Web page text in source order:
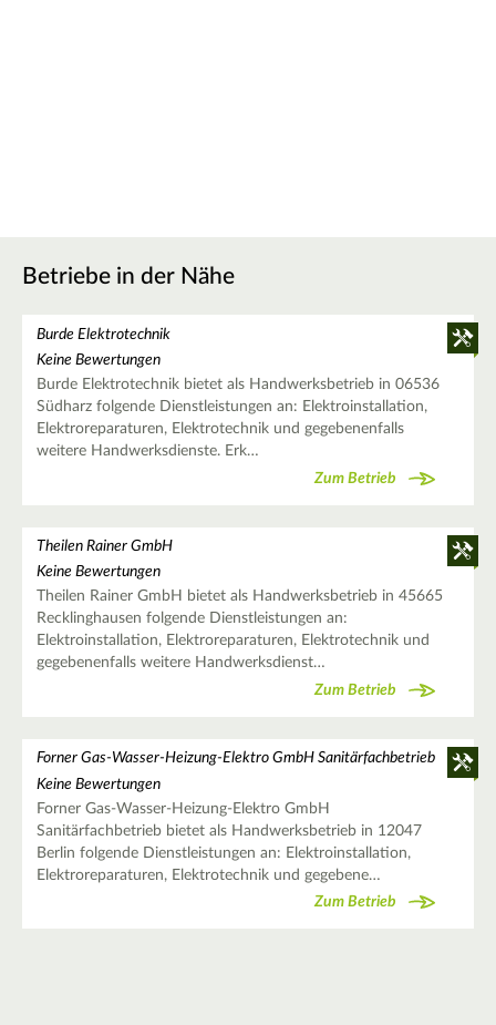
Betriebe in der Nähe
Burde Elektrotechnik
Keine Bewertungen
Burde Elektrotechnik bietet als Handwerksbetrieb in 06536
Südharz folgende Dienstleistungen an: Elektroinstallation,
Elektroreparaturen, Elektrotechnik und gegebenenfalls
weitere Handwerksdienste. Erk…
Zum Betrieb
Theilen Rainer GmbH
Keine Bewertungen
Theilen Rainer GmbH bietet als Handwerksbetrieb in 45665
Recklinghausen folgende Dienstleistungen an:
Elektroinstallation, Elektroreparaturen, Elektrotechnik und
gegebenenfalls weitere Handwerksdienst…
Zum Betrieb
Forner Gas-Wasser-Heizung-Elektro GmbH Sanitärfachbetrieb
Keine Bewertungen
Forner Gas-Wasser-Heizung-Elektro GmbH
Sanitärfachbetrieb bietet als Handwerksbetrieb in 12047
Berlin folgende Dienstleistungen an: Elektroinstallation,
Elektroreparaturen, Elektrotechnik und gegebene…
Zum Betrieb